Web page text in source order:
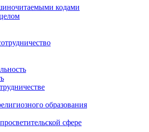
кодами
образования
сфере